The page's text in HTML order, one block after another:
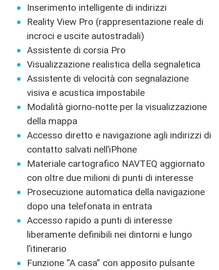
Inserimento intelligente di indirizzi
Reality View Pro (rappresentazione reale di
incroci e uscite autostradali)
Assistente di corsia Pro
Visualizzazione realistica della segnaletica
Assistente di velocità con segnalazione
visiva e acustica impostabile
Modalità giorno-notte per la visualizzazione
della mappa
Accesso diretto e navigazione agli indirizzi di
contatto salvati nell’iPhone
Materiale cartografico NAVTEQ aggiornato
con oltre due milioni di punti di interesse
Prosecuzione automatica della navigazione
dopo una telefonata in entrata
Accesso rapido a punti di interesse
liberamente definibili nei dintorni e lungo
l’itinerario
Funzione “A casa” con apposito pulsante